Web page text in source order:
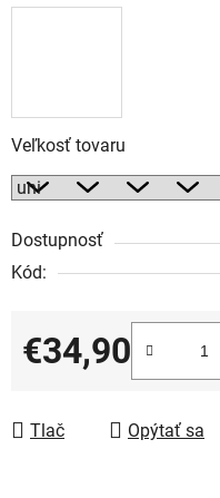
Veľkosť tovaru
Dostupnosť
Kód:
€34,90
Jednotková cena:
Tlač Opýtať sa